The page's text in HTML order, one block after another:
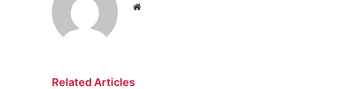
Website
Related Articles